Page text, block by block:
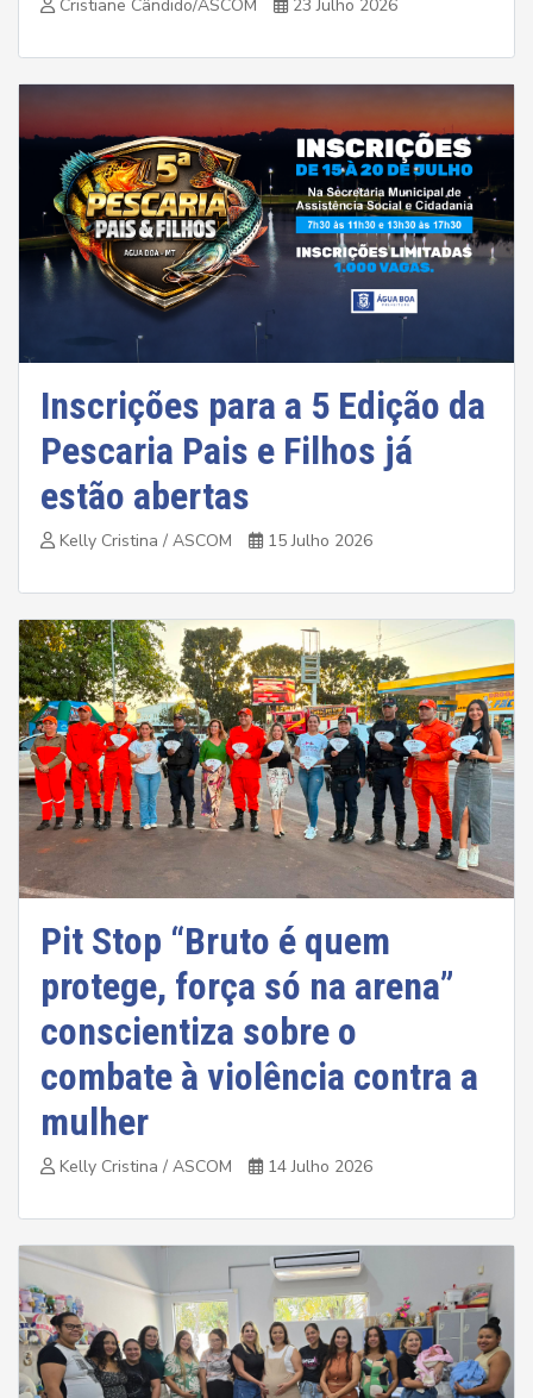
Cristiane Cândido/ASCOM 23 Julho 2026
Inscrições para a 5 Edição da
Pescaria Pais e Filhos já
estão abertas
Kelly Cristina / ASCOM 15 Julho 2026
Pit Stop “Bruto é quem
protege, força só na arena”
conscientiza sobre o
combate à violência contra a
mulher
Kelly Cristina / ASCOM 14 Julho 2026